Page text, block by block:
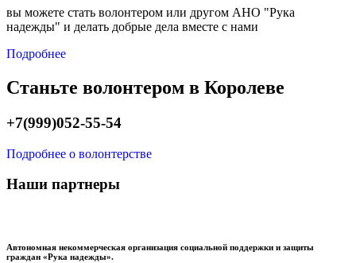
вы можете стать волонтером или другом АНО "Рука
надежды" и делать добрые дела вместе с нами
Подробнее
Станьте волонтером в Королеве
+7(999)052-55-54
Подробнее о волонтерстве
Наши партнеры
Автономная некоммерческая организация социальной поддержки и защиты
граждан «Рука надежды».